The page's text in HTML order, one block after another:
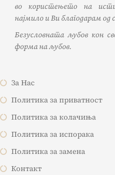
во користењето на
најмило и Ви благодарам
Безусловната љубов кон
форма на љубов.
За Нас
Политика за приватност
Политика за колачиња
Политика за испорака
Политика за замена
Контакт